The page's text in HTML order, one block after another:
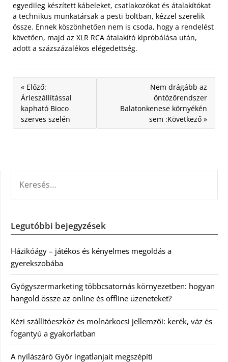
egyedileg készített kábeleket, csatlakozókat és átalakítókat
a technikus munkatársak a pesti boltban, kézzel szerelik
össze. Ennek köszönhetően nem is csoda, hogy a rendelést
követően, majd az XLR RCA átalakító kipróbálása után,
adott a százszázalékos elégedettség.
« Előző:
Árleszállítással
kapható Bioco
szerves szelén
Nem drágább az
öntözőrendszer
Balatonkenese környékén
sem :Következő »
Legutóbbi bejegyzések
Házikóágy – játékos és kényelmes megoldás a
gyerekszobába
Gyógyszermarketing többcsatornás környezetben: hogyan
hangold össze az online és offline üzeneteket?
Kézi szállítóeszköz és molnárkocsi jellemzői: kerék, váz és
fogantyú a gyakorlatban
A nyílászáró Győr ingatlanjait megszépíti